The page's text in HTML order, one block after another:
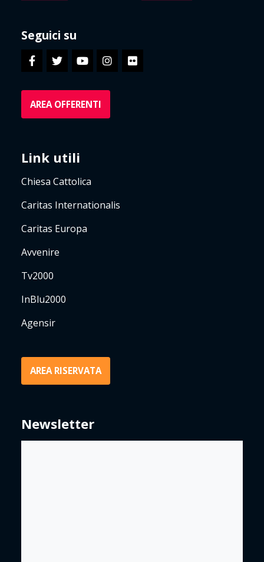
Seguici su
AREA OFFERENTI
Link utili
Chiesa Cattolica
Caritas Internationalis
Caritas Europa
Avvenire
Tv2000
InBlu2000
Agensir
AREA RISERVATA
Newsletter